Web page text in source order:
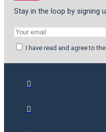
Stay in the loop by signing
I have read and agree to the